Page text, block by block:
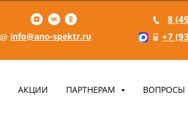
+7
8
info@ano-spektr.ru
АКЦИИ ПАРТНЕРАМ ВОПРОСЫ